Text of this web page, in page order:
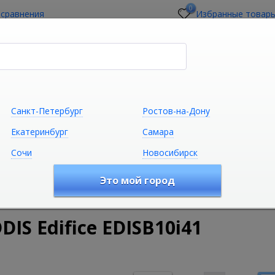
0 Избранные
Сантехника Климатическая
Аксессуары для ванной комнаты Крючок
Edifice EDISB10i41
Санкт-Петербург
Ростов-на-Дону
Екатеринбург
Самара
Сочи Новосибирск
Это мой город